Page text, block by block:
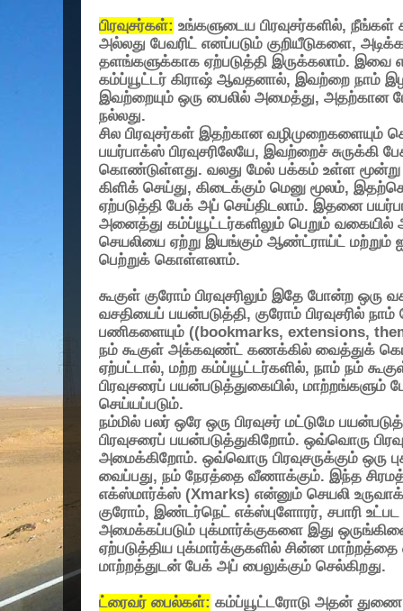
பிரவுசர்கள்: உங்களுடைய பிரவுசர்களில், நீங்கள்
அல்லது பேவரிட் எனப்படும் குறியீடுகளை,
தளங்களுக்காக ஏற்படுத்தி இருக்கலாம். இவை
கம்ப்யூட்டர் கிராஷ் ஆவதனால், இவற்றை நாம்
இவற்றையும் ஒரு பைலில் அமைத்து, அதற்கான
நல்லது.
சில பிரவுசர்கள் இதற்கான
பயர்பாக்ஸ் பிரவுசரிலேயே, இவற்றைச் சுருக்கி
கொண்டுள்ளது. வலது மேல் பக்கம் உள்ள
கிளிக் செய்து, கிடைக்கும் மெனு மூலம்,
ஏற்படுத்தி பேக் அப் செய்திடலாம். இதனை
அனைத்து கம்ப்யூட்டர்களிலும் பெறும்
செயலியை ஏற்று இயங்கும் ஆண்ட்ராய்ட்
பெற்றுக் கொள்ளலாம்.
கூகுள் குரோம் பிரவுசரிலும் இதே போன்ற ஒரு
வசதியைப் பயன்படுத்தி, குரோம் பிரவுசரில்
பணிகளையும் ((bookmarks, extensions,
நம் கூகுள் அக்கவுண்ட் கணக்கில் வைத்துக்
ஏற்பட்டால், மற்ற கம்ப்யூட்டர்களில், நாம் நம்
பிரவுசரைப் பயன்படுத்துகையில், மாற்றங்களும்
செய்யப்படும்.
நம்மில் பலர் ஒரே ஒரு பிரவுசர் மட்டுமே
பிரவுசரைப் பயன்படுத்துகிறோம். ஒவ்வொரு
அமைக்கிறோம். ஒவ்வொரு பிரவுசருக்கும் ஒரு
வைப்பது, நம் நேரத்தை வீணாக்கும். இந்த
எக்ஸ்மார்க்ஸ் (Xmarks) என்னும் செயலி
குரோம், இண்டர்நெட் எக்ஸ்புளோரர், சபாரி
அமைக்கப்படும் புக்மார்க்குகளை இது
ஏற்படுத்திய புக்மார்க்குகளில் சின்ன மாற்றத்தை
மாற்றத்துடன் பேக் அப் பைலுக்கும் செல்கிறது.
ட்ரைவர் பைல்கள்: கம்ப்யூட்டரோடு அதன்